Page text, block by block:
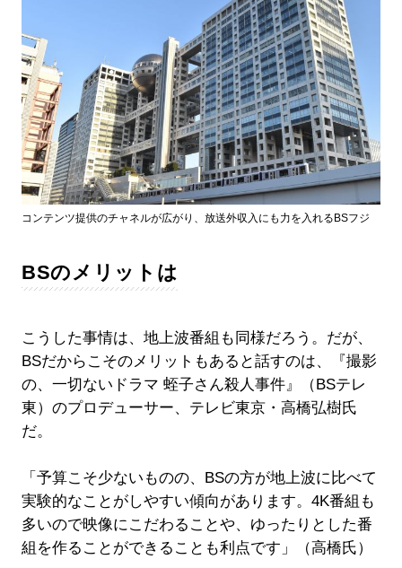
コンテンツ提供のチャネルが広がり、放送外収入にも力を入れるBSフジ
BSのメリットは
こうした事情は、地上波番組も同様だろう。だが、
BSだからこそのメリットもあると話すのは、『撮影
の、一切ないドラマ 蛭子さん殺人事件』（BSテレ
東）のプロデューサー、テレビ東京・高橋弘樹氏
だ。
「予算こそ少ないものの、BSの方が地上波に比べて
実験的なことがしやすい傾向があります。4K番組も
多いので映像にこだわることや、ゆったりとした番
組を作ることができることも利点です」（高橋氏）